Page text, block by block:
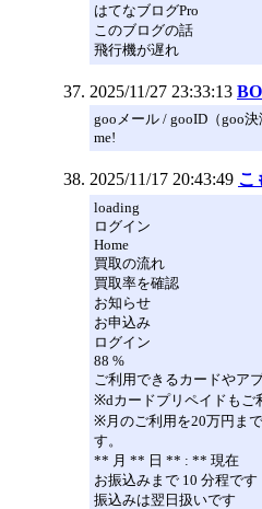
はてなブログPro
このブログの話
飛行機が遅れ
2025/11/27 23:33:13
gooメール / gooID（goo
me!
2025/11/17 20:43:49 こ
loading
ログイン
Home
買取の流れ
買取率を確認
お知らせ
お申込み
ログイン
88 %
ご利用できるカードやア
※dカードプリペイドもご
※月のご利用を20万円ま
す。
** 月 ** 日 ** : ** 現在
お振込みまで 10 分程です
振込みは翌日扱いです